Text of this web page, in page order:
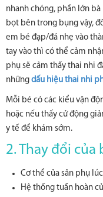
nhanh chóng, phần lớn
bọt bên trong bụng vậy,
em bé đạp/đá nhẹ vào
tay vào thì có thể cảm
phụ sẽ cảm thấy thai nhi
những dấu hiệu thai nhi
Mỗi bé có các kiểu vận
hoặc nếu thấy cử động
y tế để khám sớm.
2. Thay đổi của
Cơ thể của sản phụ
Hệ thống tuần hoàn